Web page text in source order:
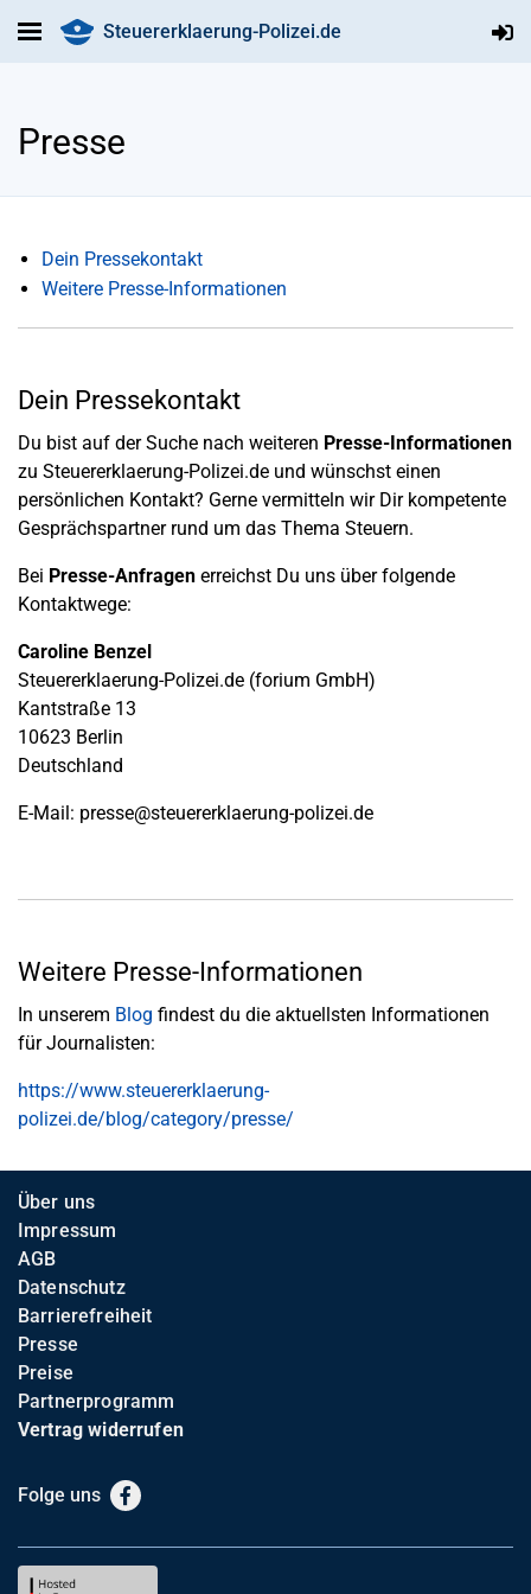
Steuererklaerung-Polizei.de
Presse
Dein Pressekontakt
Weitere Presse-Informationen
Dein Pressekontakt
Du bist auf der Suche nach weiteren Presse-Informationen
zu Steuererklaerung-Polizei.de und wünschst einen
persönlichen Kontakt? Gerne vermitteln wir Dir kompetente
Gesprächspartner rund um das Thema Steuern.
Bei Presse-Anfragen erreichst Du uns über folgende
Kontaktwege:
Caroline Benzel
Steuererklaerung-Polizei.de (forium GmbH)
Kantstraße 13
10623 Berlin
Deutschland
E-Mail: presse@steuererklaerung-polizei.de
Weitere Presse-Informationen
In unserem Blog findest du die aktuellsten Informationen
für Journalisten:
https://www.steuererklaerung-
polizei.de/blog/category/presse/
Über uns
Impressum
AGB
Datenschutz
Barrierefreiheit
Presse
Preise
Partnerprogramm
Vertrag widerrufen
Folge uns Facebook